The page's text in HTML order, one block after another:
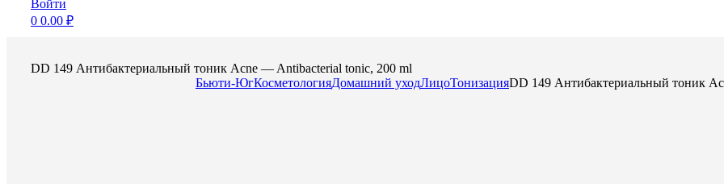
Войти
0 0.00 ₽
DD 149 Антибактериальный тоник Acne — Antibacterial tonic, 200 ml
Бьюти-ЮгКосметологияДомашний уходЛицоТонизацияDD 149 Антибактериальный тоник